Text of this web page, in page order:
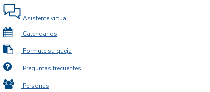
Asistente virtual
Calendarios
Formule su queja
Preguntas frecuentes
Personas